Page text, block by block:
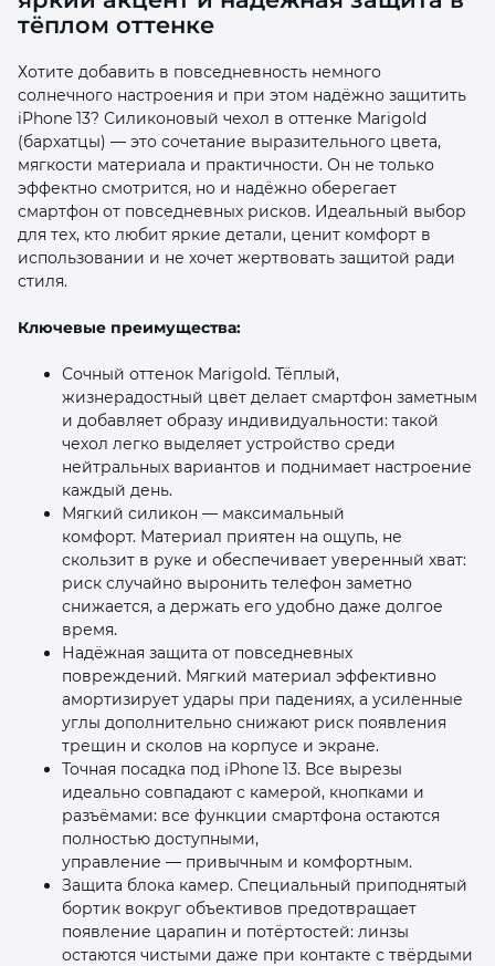
тёплом оттенке
Хотите добавить в повседневность немного
солнечного настроения и при этом надёжно защитить
iPhone 13? Силиконовый чехол в оттенке Marigold
(бархатцы) — это сочетание выразительного цвета,
мягкости материала и практичности. Он не только
эффектно смотрится, но и надёжно оберегает
смартфон от повседневных рисков. Идеальный выбор
для тех, кто любит яркие детали, ценит комфорт в
использовании и не хочет жертвовать защитой ради
стиля.
Ключевые преимущества:
Сочный оттенок Marigold. Тёплый,
жизнерадостный цвет делает смартфон заметным
и добавляет образу индивидуальности: такой
чехол легко выделяет устройство среди
нейтральных вариантов и поднимает настроение
каждый день.
Мягкий силикон — максимальный
комфорт. Материал приятен на ощупь, не
скользит в руке и обеспечивает уверенный хват:
риск случайно выронить телефон заметно
снижается, а держать его удобно даже долгое
время.
Надёжная защита от повседневных
повреждений. Мягкий материал эффективно
амортизирует удары при падениях, а усиленные
углы дополнительно снижают риск появления
трещин и сколов на корпусе и экране.
Точная посадка под iPhone 13. Все вырезы
идеально совпадают с камерой, кнопками и
разъёмами: все функции смартфона остаются
полностью доступными,
управление — привычным и комфортным.
Защита блока камер. Специальный приподнятый
бортик вокруг объективов предотвращает
появление царапин и потёртостей: линзы
остаются чистыми даже при контакте с твёрдыми
раз в 2 недели